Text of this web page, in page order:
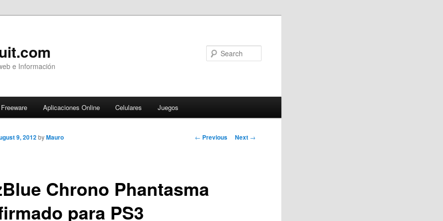
e Información
Freeware Aplicaciones Online Celulares Juegos
Post
← Previous Next →
Chrono Phantasma
para PS3
9, 2012 byMauro